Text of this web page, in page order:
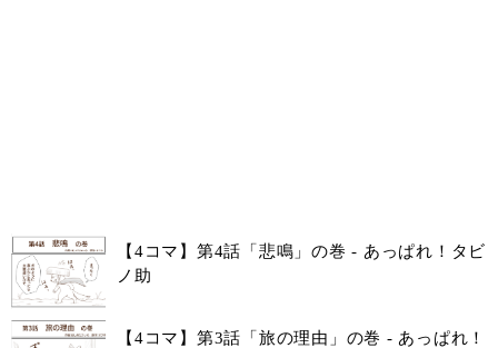
【4コマ】第4話「悲鳴」の巻 - あっぱれ！タビ
ノ助
【4コマ】第3話「旅の理由」の巻 - あっぱれ！